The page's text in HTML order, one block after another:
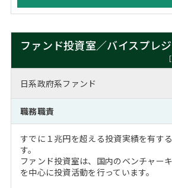
ファンド投資室／バイスプレ
日系政府系ファンド
職務職責
すでに１兆円を超える投資実績を有す
す。
ファンド投資室は、国内のベンチャー
を中心に投資活動を行っています。